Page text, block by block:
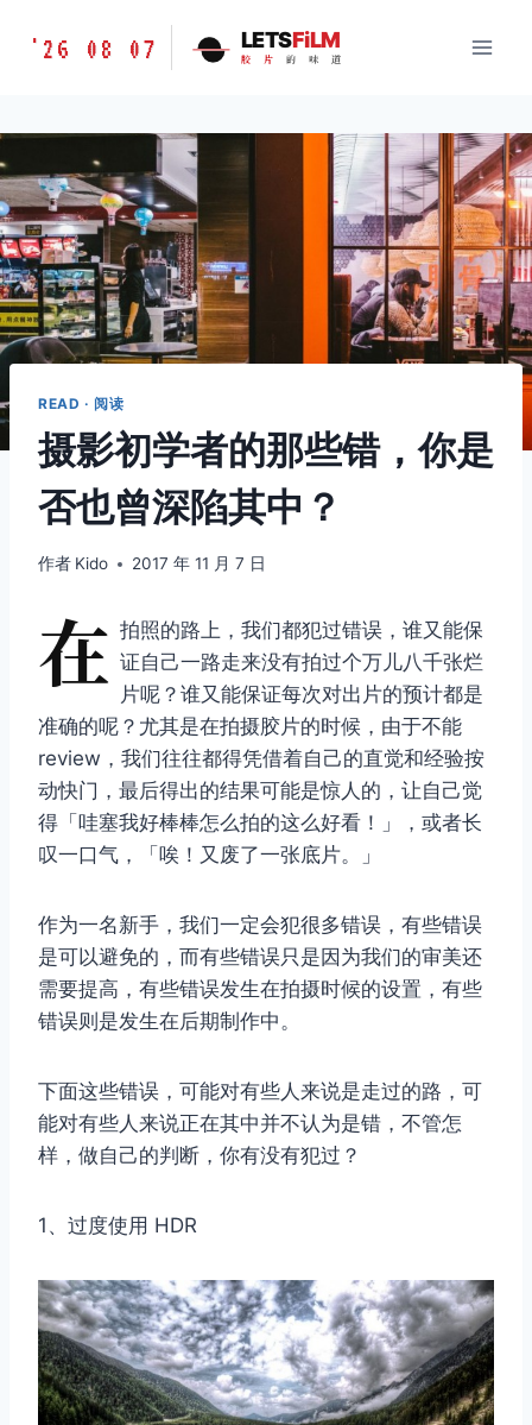
胶
味
LETSFILM
'26 08 07 LETSFiLM
胶 片 的 味 道
READ · 阅读
摄影初学者的那些错，你是
否也曾深陷其中？
作者 Kido 2017 年 11 月 7 日
在 拍照的路上，我们都犯过错误，谁又能保
证自己一路走来没有拍过个万儿八千张烂
片呢？谁又能保证每次对出片的预计都是
准确的呢？尤其是在拍摄胶片的时候，由于不能
review，我们往往都得凭借着自己的直觉和经验按
动快门，最后得出的结果可能是惊人的，让自己觉
得「哇塞我好棒棒怎么拍的这么好看！」，或者长
叹一口气，「唉！又废了一张底片。」
作为一名新手，我们一定会犯很多错误，有些错误
是可以避免的，而有些错误只是因为我们的审美还
需要提高，有些错误发生在拍摄时候的设置，有些
错误则是发生在后期制作中。
下面这些错误，可能对有些人来说是走过的路，可
能对有些人来说正在其中并不认为是错，不管怎
样，做自己的判断，你有没有犯过？
1、过度使用 HDR